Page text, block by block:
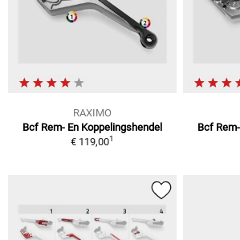
RAXIMO
Bcf Rem- En Koppelingshendel
€ 119,001
Bcf